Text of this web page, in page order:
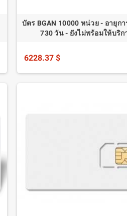
บัตร BGAN 10000 หน่วย - อายุก
730 วัน - ยังไม่พร้อมให้บริก
6228.37 $